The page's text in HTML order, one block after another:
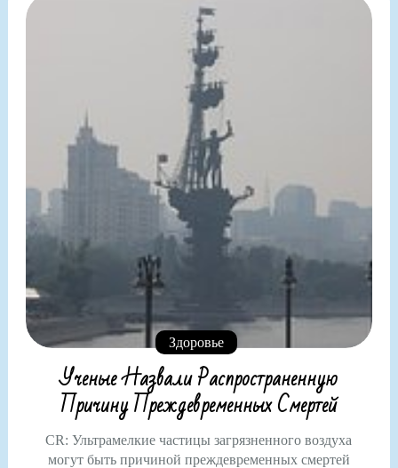
Здоровье
Ученые Назвали Распространенную
Причину Преждевременных Смертей
CR: Ультрамелкие частицы загрязненного воздуха
могут быть причиной преждевременных смертей